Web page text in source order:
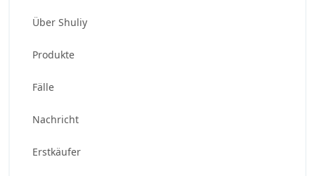
Über Shuliy
Produkte
Fälle
Nachricht
Erstkäufer